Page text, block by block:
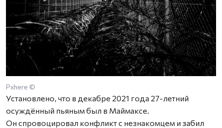
Pxhere ©
Установлено, что в декабре 2021 года 27-летний
осуждённый пьяным был в Маймаксе.
Он спровоцировал конфликт с незнакомцем и забил